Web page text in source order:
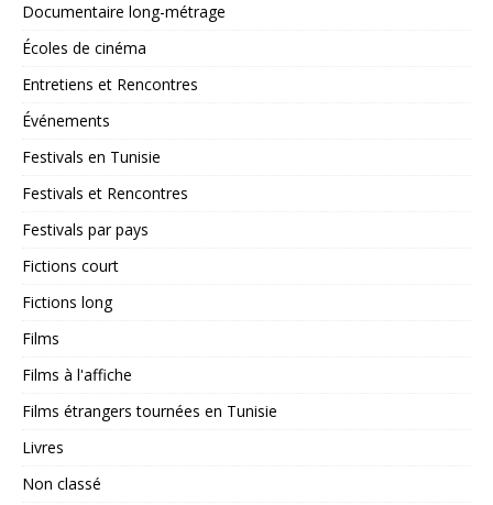
Documentaire long-métrage
Écoles de cinéma
Entretiens et Rencontres
Événements
Festivals en Tunisie
Festivals et Rencontres
Festivals par pays
Fictions court
Fictions long
Films
Films à l'affiche
Films étrangers tournées en Tunisie
Livres
Non classé